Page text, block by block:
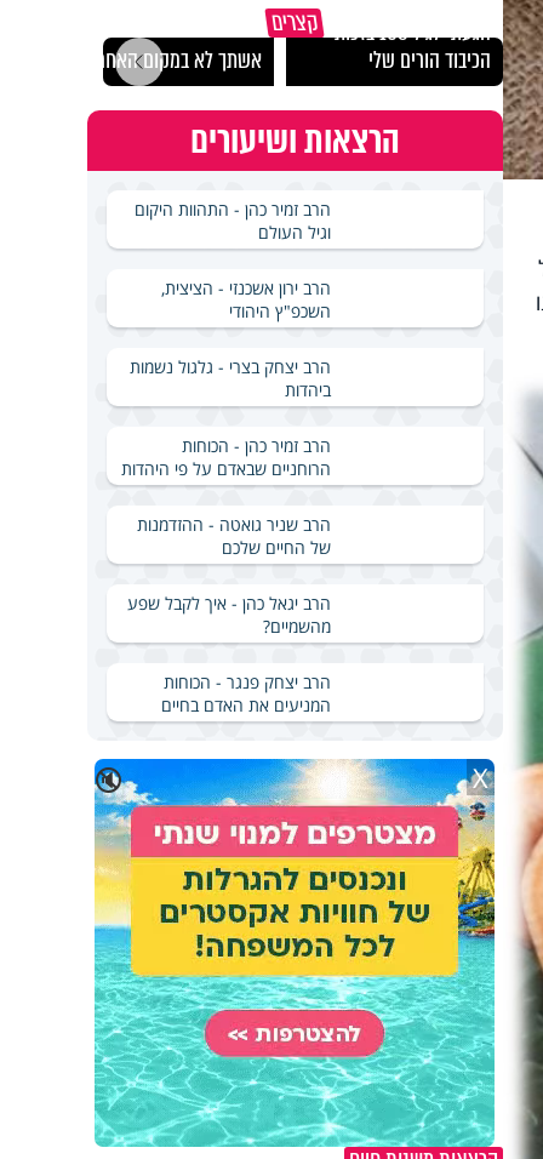
קצרים הגעתי לגיל 108 בזכות
הכיבוד הורים שלי
אשתך לא במקום האחרון
הרצאות ושיעורים
הרב זמיר כהן - התהוות היקום
וגיל העולם
הרב ירון אשכנזי - הציצית,
השכפ"ץ היהודי
הרב יצחק בצרי - גלגול נשמות
ביהדות
הרב זמיר כהן - הכוחות
הרוחניים שבאדם על פי היהדות
הרב שניר גואטה - ההזדמנות
של החיים שלכם
הרב יגאל כהן - איך לקבל שפע
מהשמיים?
הרב יצחק פנגר - הכוחות
המניעים את האדם בחיים
🔇 X